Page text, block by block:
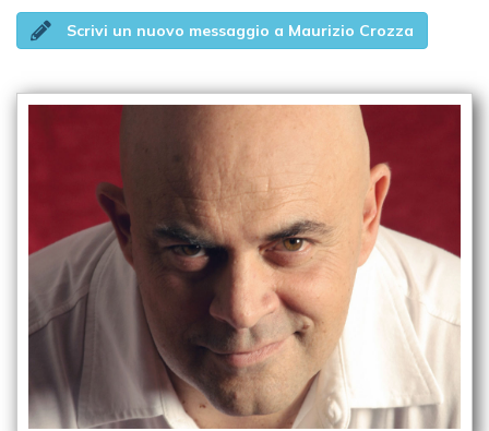
Scrivi un nuovo messaggio a Maurizio Crozza